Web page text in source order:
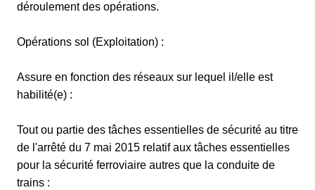
déroulement des opérations.
Opérations sol (Exploitation) :
Assure en fonction des réseaux sur lequel il/elle est
habilité(e) :
Tout ou partie des tâches essentielles de sécurité au titre
de l'arrêté du 7 mai 2015 relatif aux tâches essentielles
pour la sécurité ferroviaire autres que la conduite de
trains :